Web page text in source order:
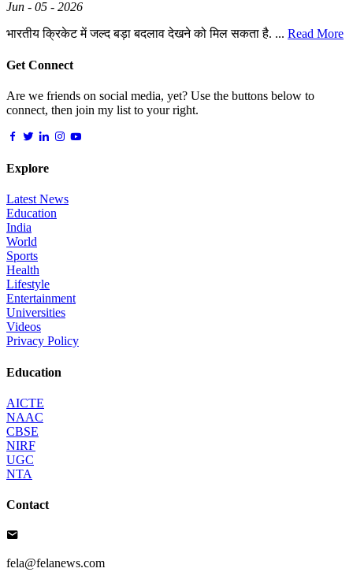
Jun - 05 - 2026
भारतीय क्रिकेट में जल्द बड़ा बदलाव देखने को मिल सकता है. ... Read More
Get Connect
Are we friends on social media, yet? Use the buttons below to
connect, then join my list to your right.
Explore
Latest News
Education
India
World
Sports
Health
Lifestyle
Entertainment
Universities
Videos
Privacy Policy
Education
AICTE
NAAC
CBSE
NIRF
UGC
NTA
Contact
fela@felanews.com